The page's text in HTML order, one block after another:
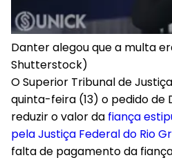
Danter alegou que a multa
Shutterstock)
O Superior Tribunal de
quinta-feira (13) o pedido de
reduzir o valor da fiança
pela Justiça Federal do Rio
falta de pagamento da